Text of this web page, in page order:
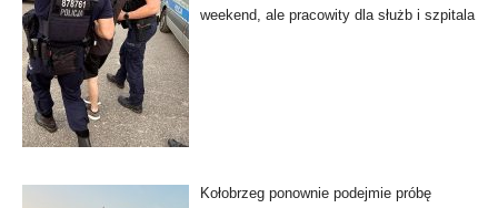
weekend, ale pracowity dla służb i szpitala
Kołobrzeg ponownie podejmie próbę